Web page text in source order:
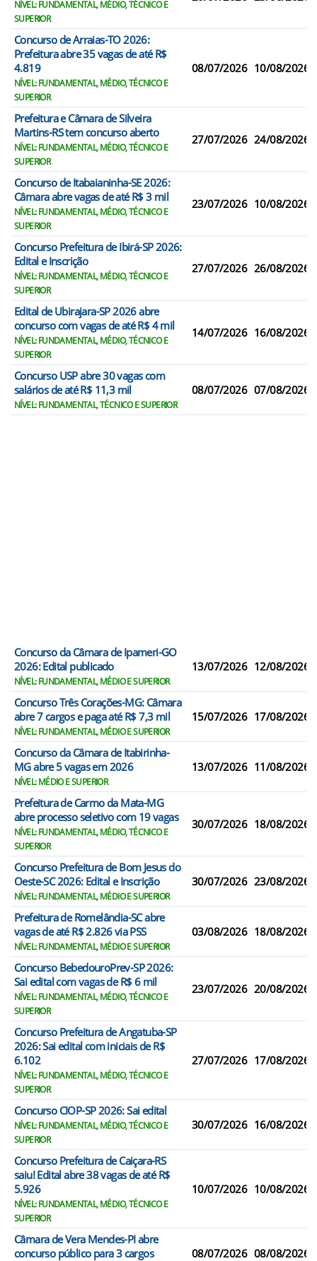
NÍVEL: FUNDAMENTAL, MÉDIO, TÉCNICO E
SUPERIOR
Concurso de Arraias-TO 2026:
Prefeitura abre 35 vagas de até R$
4.819
NÍVEL: FUNDAMENTAL, MÉDIO, TÉCNICO E
SUPERIOR
08/07/2026 10/08/2026
Prefeitura e Câmara de Silveira
Martins-RS tem concurso aberto
NÍVEL: FUNDAMENTAL, MÉDIO, TÉCNICO E
SUPERIOR
27/07/2026 24/08/2026
Concurso de Itabaianinha-SE 2026:
Câmara abre vagas de até R$ 3 mil
NÍVEL: FUNDAMENTAL, MÉDIO, TÉCNICO E
SUPERIOR
23/07/2026 10/08/2026
Concurso Prefeitura de Ibirá-SP 2026:
Edital e Inscrição
NÍVEL: FUNDAMENTAL, MÉDIO, TÉCNICO E
SUPERIOR
27/07/2026 26/08/2026
Edital de Ubirajara-SP 2026 abre
concurso com vagas de até R$ 4 mil
NÍVEL: FUNDAMENTAL, MÉDIO, TÉCNICO E
SUPERIOR
14/07/2026 16/08/2026
Concurso USP abre 30 vagas com
salários de até R$ 11,3 mil
NÍVEL: FUNDAMENTAL, TÉCNICO E SUPERIOR
08/07/2026 07/08/2026
Concurso da Câmara de Ipameri-GO
2026: Edital publicado
NÍVEL: FUNDAMENTAL, MÉDIO E SUPERIOR
13/07/2026 12/08/2026
Concurso Três Corações-MG: Câmara
abre 7 cargos e paga até R$ 7,3 mil
NÍVEL: FUNDAMENTAL, MÉDIO E SUPERIOR
15/07/2026 17/08/2026
Concurso da Câmara de Itabirinha-
MG abre 5 vagas em 2026
NÍVEL: MÉDIO E SUPERIOR
13/07/2026 11/08/2026
Prefeitura de Carmo da Mata-MG
abre processo seletivo com 19 vagas
NÍVEL: FUNDAMENTAL, MÉDIO, TÉCNICO E
SUPERIOR
30/07/2026 18/08/2026
Concurso Prefeitura de Bom Jesus do
Oeste-SC 2026: Edital e Inscrição
NÍVEL: FUNDAMENTAL, MÉDIO E SUPERIOR
30/07/2026 23/08/2026
Prefeitura de Romelândia-SC abre
vagas de até R$ 2.826 via PSS
NÍVEL: FUNDAMENTAL, MÉDIO E SUPERIOR
03/08/2026 18/08/2026
Concurso BebedouroPrev-SP 2026:
Sai edital com vagas de R$ 6 mil
NÍVEL: FUNDAMENTAL, MÉDIO, TÉCNICO E
SUPERIOR
23/07/2026 20/08/2026
Concurso Prefeitura de Angatuba-SP
2026: Sai edital com iniciais de R$
6.102
NÍVEL: FUNDAMENTAL, MÉDIO, TÉCNICO E
SUPERIOR
27/07/2026 17/08/2026
Concurso CIOP-SP 2026: Sai edital
NÍVEL: FUNDAMENTAL, MÉDIO, TÉCNICO E
SUPERIOR
30/07/2026 16/08/2026
Concurso Prefeitura de Caiçara-RS
saiu! Edital abre 38 vagas de até R$
5.926
NÍVEL: FUNDAMENTAL, MÉDIO, TÉCNICO E
SUPERIOR
10/07/2026 10/08/2026
Câmara de Vera Mendes-PI abre
concurso público para 3 cargos
08/07/2026 08/08/2026